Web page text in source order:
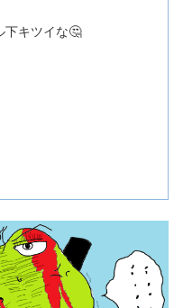
下キツイな🤔